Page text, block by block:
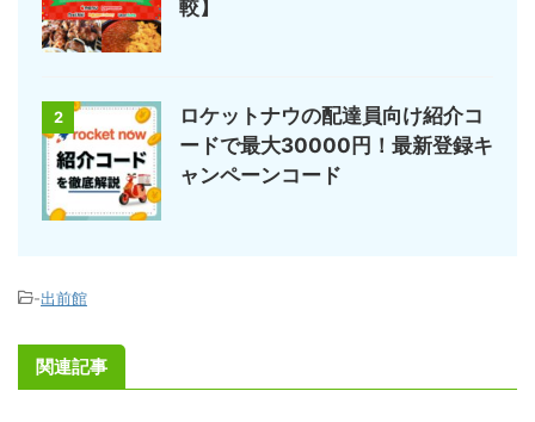
較】
2
ロケットナウの配達員向け紹介コ
ードで最大30000円！最新登録キ
ャンペーンコード
-出前館
関連記事